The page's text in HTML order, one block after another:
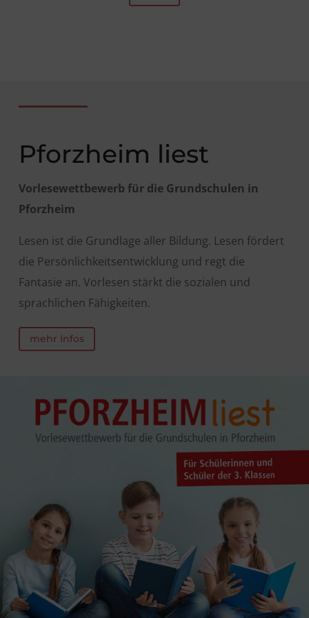
Pforzheim liest
Vorlesewettbewerb für die Grundschulen in
Pforzheim
Lesen ist die Grundlage aller Bildung. Lesen fördert
die Persönlichkeitsentwicklung und regt die
Fantasie an. Vorlesen stärkt die sozialen und
sprachlichen Fähigkeiten.
mehr Infos